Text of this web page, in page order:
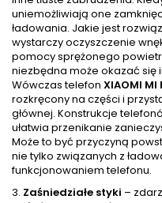
uniemożliwiają one
ładowania. Jakie jest
wystarczy oczyszczenie
pomocy sprężonego
niezbędna może okazać się
Wówczas telefon XIAOMI MI
rozkręcony na części i
głównej. Konstrukcje
ułatwia przenikanie
Może to być przyczyną
nie tylko związanych z
funkcjonowaniem telefonu.
3. Zaśniedziałe styki –